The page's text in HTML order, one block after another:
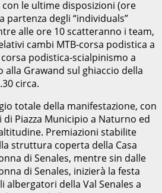
le ultime disposizioni (ore
partenza degli “individuals”
alle ore 10 scatteranno i team,
cambi MTB-corsa podistica a
podistica-scialpinismo a
alla Grawand sul ghiaccio della
circa.
totale della manifestazione, con
Piazza Municipio a Naturno ed
Premiazioni stabilite
struttura coperta della Casa
di Senales, mentre sin dalle
di Senales, inizierà la festa
albergatori della Val Senales a